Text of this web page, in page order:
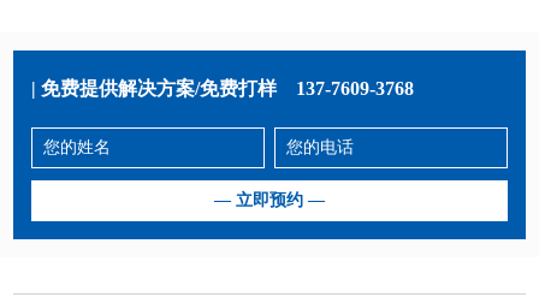
| 免费提供解决方案/免费打样 137-7609-3768